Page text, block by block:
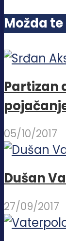
Možda
Partizan
05/10/2017
Dušan
27/09/2017